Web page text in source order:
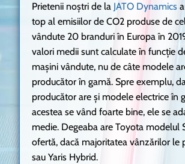
Prietenii noștri de la JATO Dynamics
top al emisiilor de CO2 produse de
vândute 20 branduri în Europa în
valori medii sunt calculate în funcție
mașini vândute, nu de câte modele
producător în gamă. Spre exemplu,
producător are și modele electrice în
acestea se vând foarte bine, ele se
medie. Degeaba are Toyota modelul
ofertă, dacă majoritatea vânzărilor le
sau Yaris Hybrid.